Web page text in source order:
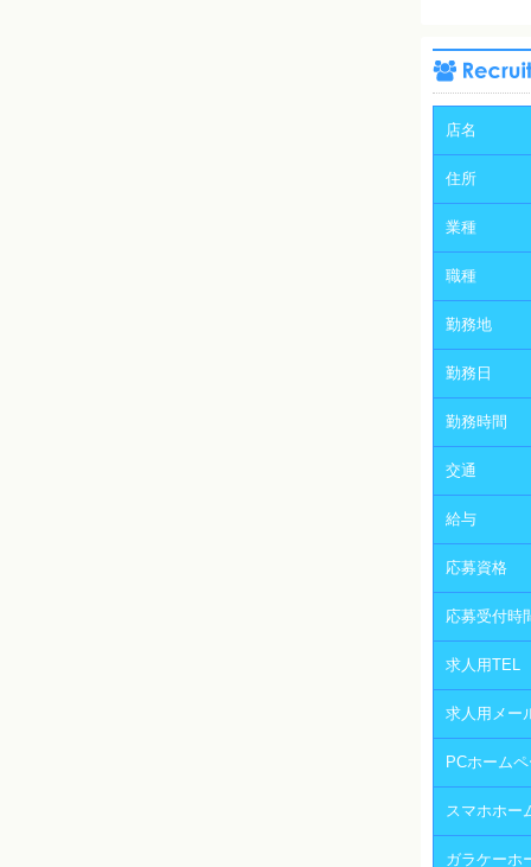
店名
住所
業種
職種
勤務地
勤務日
勤務時間
交通
給与
応募資格
応募受付時
求人用TEL
求人用メー
PCホーム
スマホホー
ガラケーホ